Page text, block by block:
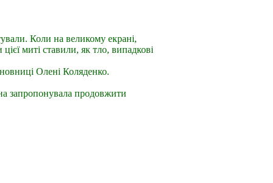
Коли на великому екрані,
миті ставили, як тло, випадкові
Олені Коляденко.
запропонувала продовжити